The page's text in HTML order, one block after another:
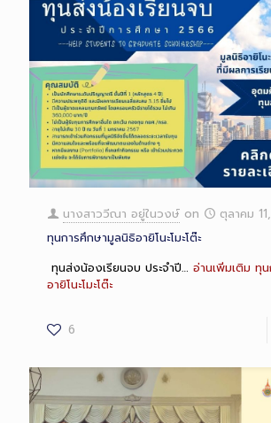
นางสาววีณา อยู่ในวงษ์ on
ตุลาคม
ทุนการศึกษามูลนิธิอายิโนะโมะโต๊ะ
ทุนส่งน้องเรียนจบ ประจำปี… อ่านเพิ่มเติม ทุ
อายิโนะโมะโต๊ะ
6